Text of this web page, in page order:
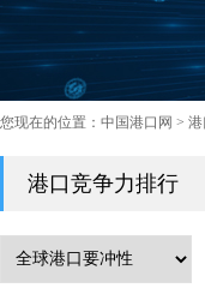
您现在的位置： 中国港口网 >
港口竞争力排行